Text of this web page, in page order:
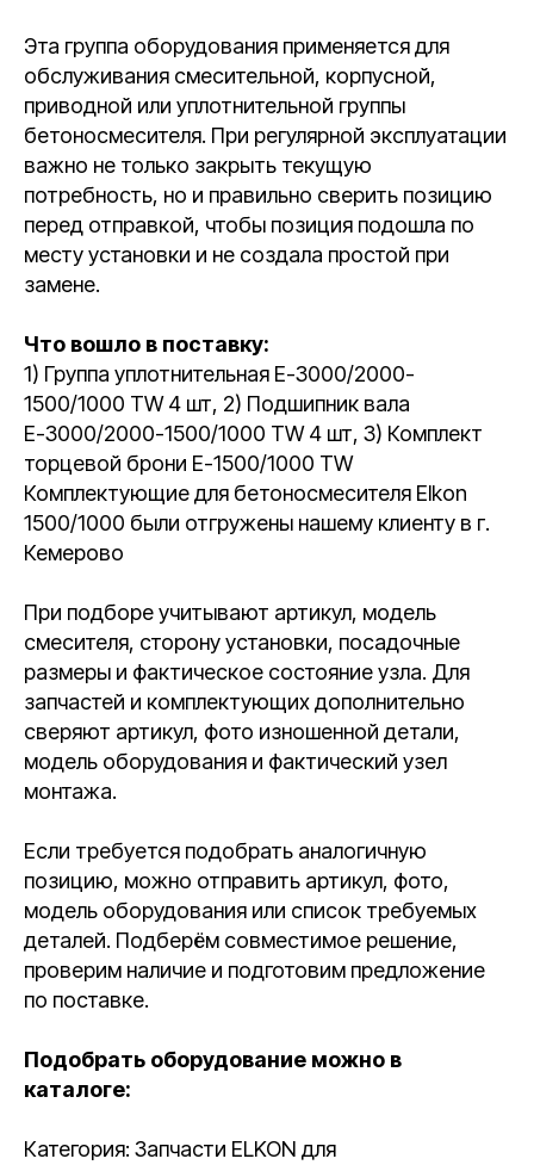
Эта группа оборудования применяется для
обслуживания смесительной, корпусной,
приводной или уплотнительной группы
бетоносмесителя. При регулярной эксплуатации
важно не только закрыть текущую
потребность, но и правильно сверить позицию
перед отправкой, чтобы позиция подошла по
месту установки и не создала простой при
замене.
Что вошло в поставку:
1) Группа уплотнительная Е-3000/2000-
1500/1000 TW 4 шт, 2) Подшипник вала
Е-3000/2000-1500/1000 TW 4 шт, 3) Комплект
торцевой брони Е-1500/1000 TW
Комплектующие для бетоносмесителя Elkon
1500/1000 были отгружены нашему клиенту в г.
Кемерово
При подборе учитывают артикул, модель
смесителя, сторону установки, посадочные
размеры и фактическое состояние узла. Для
запчастей и комплектующих дополнительно
сверяют артикул, фото изношенной детали,
модель оборудования и фактический узел
монтажа.
Если требуется подобрать аналогичную
позицию, можно отправить артикул, фото,
модель оборудования или список требуемых
деталей. Подберём совместимое решение,
проверим наличие и подготовим предложение
по поставке.
Подобрать оборудование можно в
каталоге:
Категория: Запчасти ELKON для